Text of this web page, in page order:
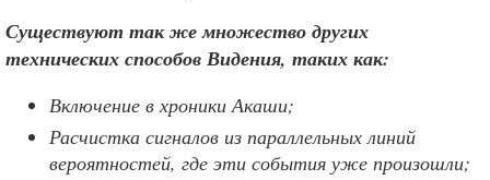
Существуют так же множество других
технических способов Видения, таких как:
Включение в хроники Акаши;
Расчистка сигналов из параллельных линий
вероятностей, где эти события уже произошли;